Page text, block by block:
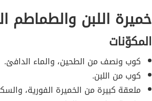
خميرة اللبن والطماطم
المكوّنات
كوب ونصف من الطحين، والماء الدافئ.
كوب من اللبن.
ملعقة كبيرة من الخميرة الفورية،